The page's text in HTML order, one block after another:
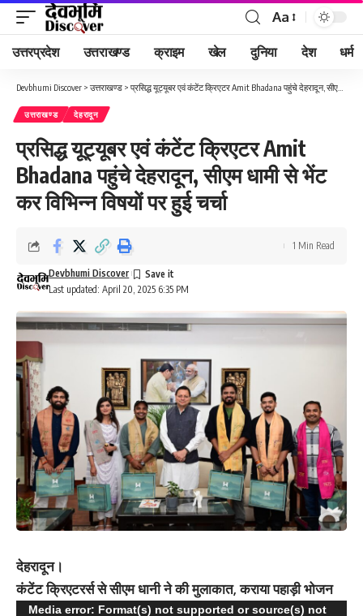
Font
Resizer
Aa
उत्तरप्रदेश उत्तराखण्ड क्राइम खेल दुनिया देश धर्म
Devbhumi Discover > उत्तराखण्ड > प्रसिद्ध यूट्यूबर एवं कंटेंट क्रिएटर Amit Bhadana पहुंचे देहरादून, सीएम धामी से भेंट कर विभिन्न विषयों पर हुई चर्चा
उत्तराखण्ड देहरादून
प्रसिद्ध यूट्यूबर एवं कंटेंट क्रिएटर Amit
Bhadana पहुंचे देहरादून, सीएम धामी से भेंट
कर विभिन्न विषयों पर हुई चर्चा
Last updated: April 20, 2025 6:35 PM
Devbhumi Discover
1 Min Read
देहरादून।
कंटेंट क्रिएटरर्स से सीएम धानी ने की मुलाकात, कराया पहाड़ी भोजन
Video
Media error: Format(s) not supported or source(s) not